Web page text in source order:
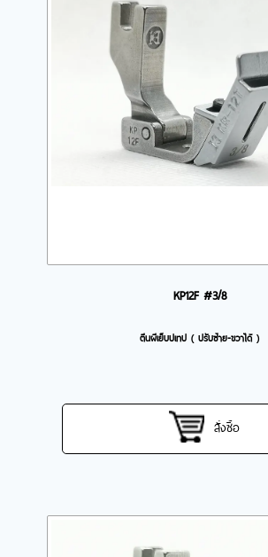
KP12F #3/8
ตีนผีเย็บปเทป ( ปรับซ้าย-ขวาได้ )
สั่งซื้อ